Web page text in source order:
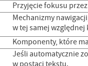
Przyjęcie fokusu
Mechanizmy
w tej samej
Komponenty, które
Jeśli automatycznie